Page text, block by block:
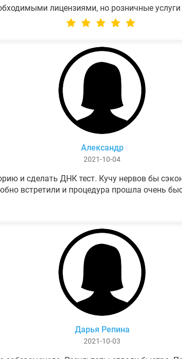
лицензиями, но розничные
Александр
2021-10-04
и сделать ДНК тест. Кучу нервов бы
встретили и процедура прошла очень
Дарья Репина
2021-10-03